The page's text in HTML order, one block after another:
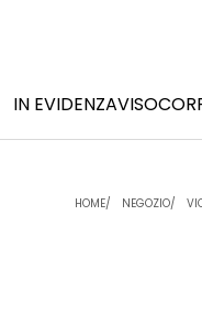
IN EVIDENZAVISO
HOME NEGOZIO